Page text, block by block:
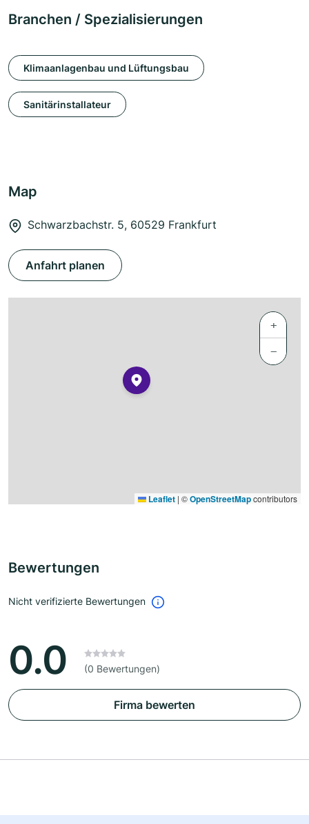
Branchen / Spezialisierungen
Klimaanlagenbau und Lüftungsbau
Sanitärinstallateur
Map
Schwarzbachstr. 5, 60529 Frankfurt
Anfahrt planen
+
−
Leaflet | ©OpenStreetMapcontributors
Bewertungen
Nicht verifizierte Bewertungen
0.0 (0 Bewertungen)
Firma bewerten